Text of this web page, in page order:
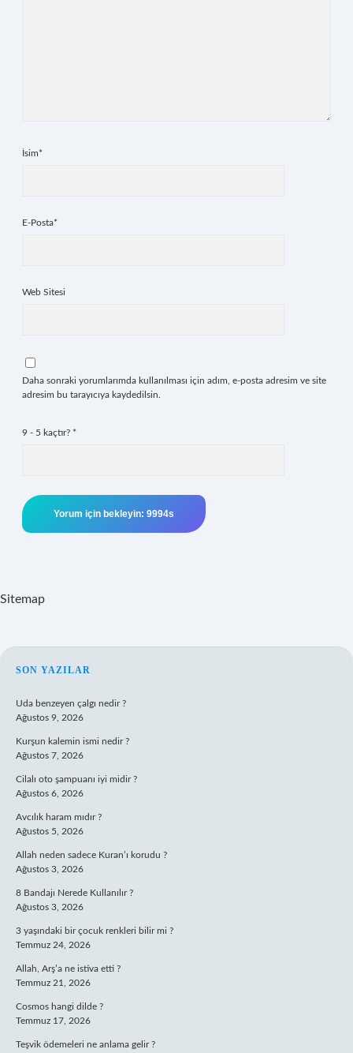
İsim*
E-Posta*
Web Sitesi
Daha sonraki yorumlarımda kullanılması için adım, e-posta adresim ve site
adresim bu tarayıcıya kaydedilsin.
9 - 5 kaçtır? *
Sitemap
SIDEBAR
SON YAZILAR
Uda benzeyen çalgı nedir ?
Ağustos 9, 2026
Kurşun kalemin ismi nedir ?
Ağustos 7, 2026
Cilalı oto şampuanı iyi midir ?
Ağustos 6, 2026
Avcılık haram mıdır ?
Ağustos 5, 2026
Allah neden sadece Kuran’ı korudu ?
Ağustos 3, 2026
8 Bandajı Nerede Kullanılır ?
Ağustos 3, 2026
3 yaşındaki bir çocuk renkleri bilir mi ?
Temmuz 24, 2026
Allah, Arş’a ne istiva etti ?
Temmuz 21, 2026
Cosmos hangi dilde ?
Temmuz 17, 2026
Teşvik ödemeleri ne anlama gelir ?